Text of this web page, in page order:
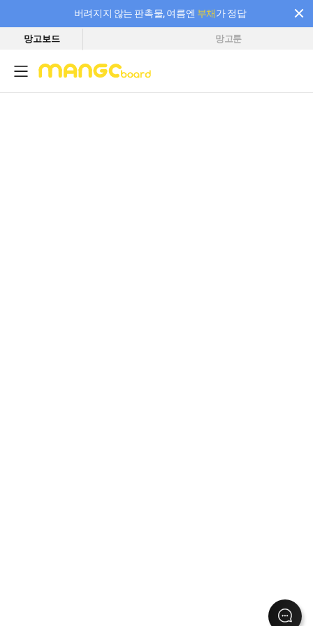
버려지지 않는 판촉물, 여름엔 부채가 정답
필요한 만큼 충전하고 끊김 없이 작업하세요! 새로워진 AI 부스터 요금제
망고보드 망고툰